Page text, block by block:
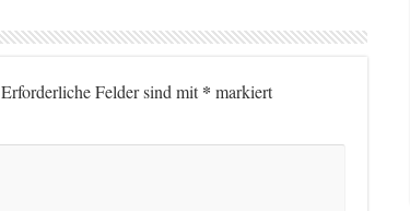
Erforderliche Felder sind mit* markiert